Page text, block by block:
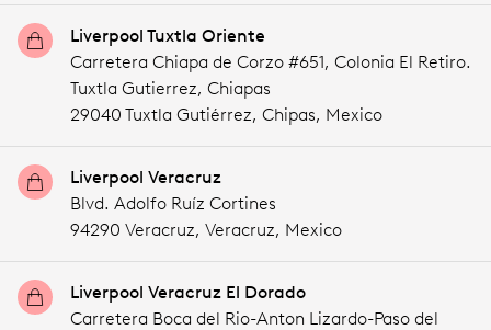
Liverpool Tuxtla Oriente
Carretera Chiapa de Corzo #651, Colonia El Retiro.
Tuxtla Gutierrez, Chiapas
29040 Tuxtla Gutiérrez, Chipas, Mexico
Liverpool Veracruz
Blvd. Adolfo Ruíz Cortines
94290 Veracruz, Veracruz, Mexico
Liverpool Veracruz El Dorado
Carretera Boca del Rio-Anton Lizardo-Paso del